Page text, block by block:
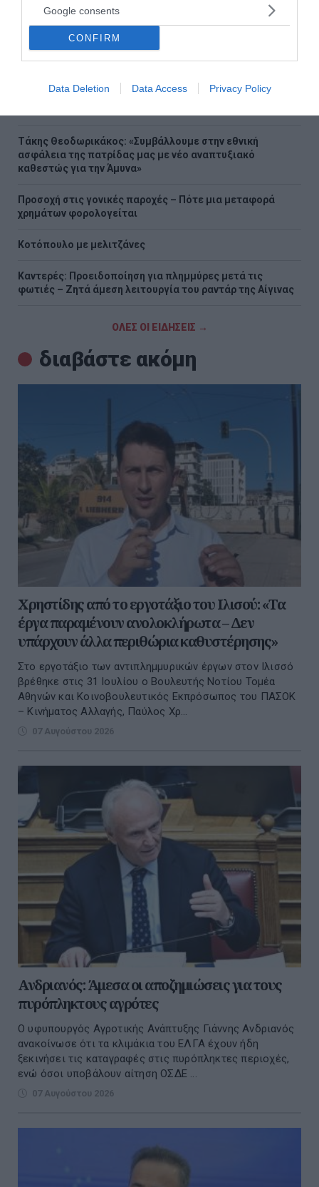
Google consents
CONFIRM
Data Deletion Data Access Privacy Policy
πυρόπληκτους αγρότες
Μανιάτης: 140 παρεμβάσεις, 850 τροπολογίες και
ερωτήσεις στον απολογισμό του δεύτερου έτους στο
Ευρωκοινοβούλιο
Ο δρόμος προς το 2027 και η κρίση αξιοπιστίας της
Τάκης Θεοδωρικάκος: «Συμβάλλουμε στην εθνική
ασφάλεια της πατρίδας μας με νέο αναπτυξιακό
καθεστώς για την Άμυνα»
Προσοχή στις γονικές παροχές – Πότε μια μεταφορά
χρημάτων φορολογείται
Κοτόπουλο με μελιτζάνες
Καντερές: Προειδοποίηση για πλημμύρες μετά τις
φωτιές – Ζητά άμεση λειτουργία του ραντάρ της Αίγινας
ΟΛΕΣ ΟΙ ΕΙΔΗΣΕΙΣ →
διαβάστε ακόμη
Χρηστίδης από το εργοτάξιο του Ιλισού: «Τα
έργα παραμένουν ανολοκλήρωτα – Δεν
υπάρχουν άλλα περιθώρια καθυστέρησης»
Στο εργοτάξιο των αντιπλημμυρικών έργων στον Ιλισσό
βρέθηκε στις 31 Ιουλίου ο Βουλευτής Νοτίου Τομέα
Αθηνών και Κοινοβουλευτικός Εκπρόσωπος του ΠΑΣΟΚ
– Κινήματος Αλλαγής, Παύλος Χρ...
07 Αυγούστου 2026
Ανδριανός: Άμεσα οι αποζημιώσεις για τους
πυρόπληκτους αγρότες
Ο υφυπουργός Αγροτικής Ανάπτυξης Γιάννης Ανδριανός
ανακοίνωσε ότι τα κλιμάκια του ΕΛΓΑ έχουν ήδη
ξεκινήσει τις καταγραφές στις πυρόπληκτες περιοχές,
ενώ όσοι υποβάλουν αίτηση ΟΣΔΕ ...
07 Αυγούστου 2026